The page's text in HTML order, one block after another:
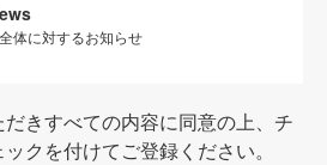
体に対するお知らせ
きすべての内容に同意の上、チ
クを付けてご登録ください。